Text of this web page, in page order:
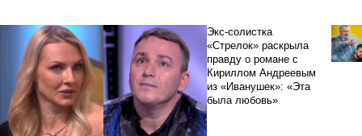
Экс-солистка
«Стрелок» раскрыла
правду о романе с
Кириллом Андреевым
из «Иванушек»: «Эта
была любовь»